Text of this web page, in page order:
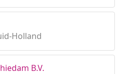
Holland
B.V.